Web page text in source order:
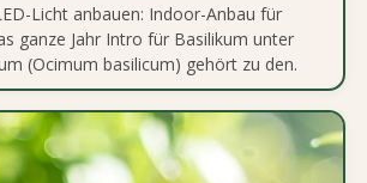
Licht anbauen: Indoor-Anbau für
ganze Jahr Intro für Basilikum unter
(Ocimum basilicum) gehört zu den.